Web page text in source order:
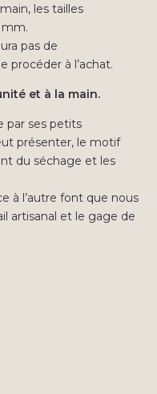
les tailles
mm.
pas de
procéder à l’achat.
et à la main.
par ses petits
présenter, le motif
du séchage et les
à l’autre font que nous
artisanal et le gage de